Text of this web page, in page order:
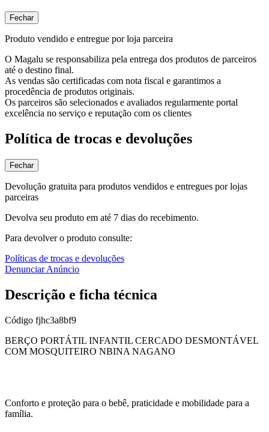
Fechar
Produto vendido e entregue por loja parceira
O Magalu se responsabiliza pela entrega dos produtos de parceiros
até o destino final.
As vendas são certificadas com nota fiscal e garantimos a
procedência de produtos originais.
Os parceiros são selecionados e avaliados regularmente portal
excelência no serviço e reputação com os clientes
Política de trocas e devoluções
Fechar
Devolução gratuita para produtos vendidos e entregues por lojas
parceiras
Devolva seu produto em até 7 dias do recebimento.
Para devolver o produto consulte:
Políticas de trocas e devoluções
Denunciar Anúncio
Descrição e ficha técnica
Código fjhc3a8bf9
BERÇO PORTÁTIL INFANTIL CERCADO DESMONTÁVEL
COM MOSQUITEIRO NBINA NAGANO
Conforto e proteção para o bebê, praticidade e mobilidade para a
família.